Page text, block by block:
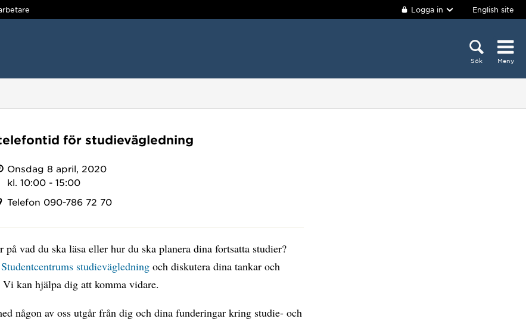
Logga in English site
Sök Meny
för studievägledning
Onsdag 8 april, 2020
kl. 10:00 - 15:00
Telefon 090-786 72 70
på vad du ska läsa eller hur du ska planera dina fortsatta studier?
Studentcentrums studievägledning och diskutera dina tankar och
kan hjälpa dig att komma vidare.
någon av oss utgår från dig och dina funderingar kring studie- och